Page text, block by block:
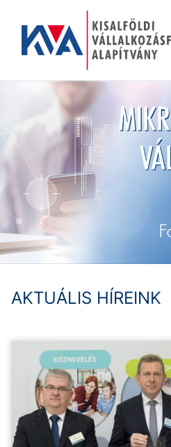
tartalomra
AKTUÁLIS HÍREINK